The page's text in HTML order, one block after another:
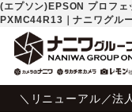
(エプソン)EPSON プロフェ
PXMC44R13｜ナニワグル
＼リニューアル／法